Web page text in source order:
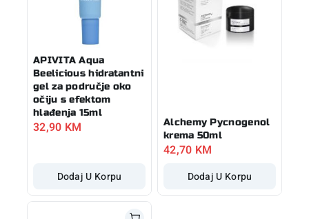
APIVITA Aqua
Beelicious hidratantni
gel za područje oko
očiju s efektom
hlađenja 15ml
32,90 KM
Dodaj U Korpu
Alchemy Pycnogenol
krema 50ml
42,70 KM
Dodaj U Korpu